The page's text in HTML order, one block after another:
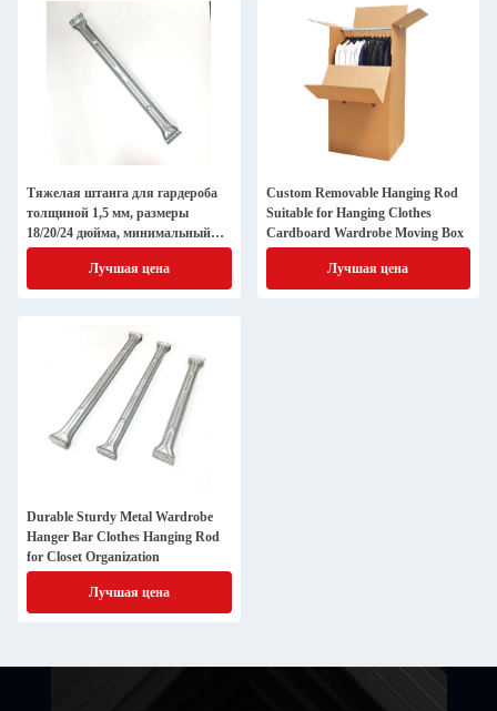
Тяжелая штанга для гардероба
толщиной 1,5 мм, размеры
18/20/24 дюйма, минимальный
объем заказа 200 шт.
Лучшая цена
Custom Removable Hanging Rod
Suitable for Hanging Clothes
Cardboard Wardrobe Moving Box
Лучшая цена
Durable Sturdy Metal Wardrobe
Hanger Bar Clothes Hanging Rod
for Closet Organization
Лучшая цена